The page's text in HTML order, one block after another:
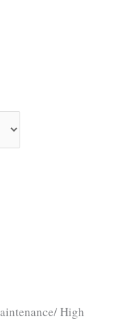
High